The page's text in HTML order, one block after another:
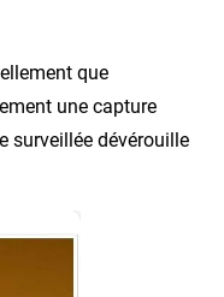
que
une capture
surveillée dévérouille